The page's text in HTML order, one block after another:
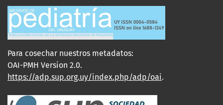
Para cosechar nuestros metadatos:
OAI-PMH Version 2.0.
https://adp.sup.org.uy/index.php/adp/oai.